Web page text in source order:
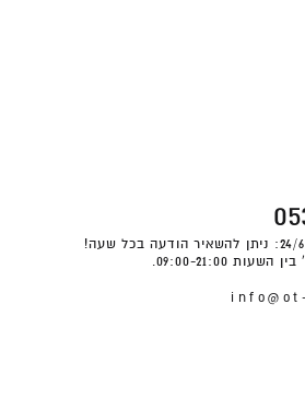
09:00-21:00.